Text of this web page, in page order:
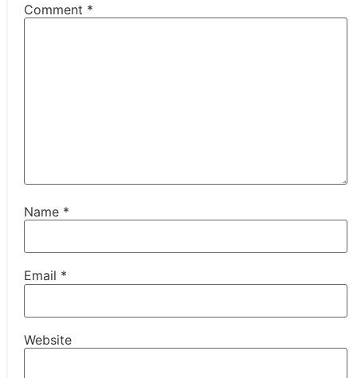
Comment *
Name *
Email *
Website